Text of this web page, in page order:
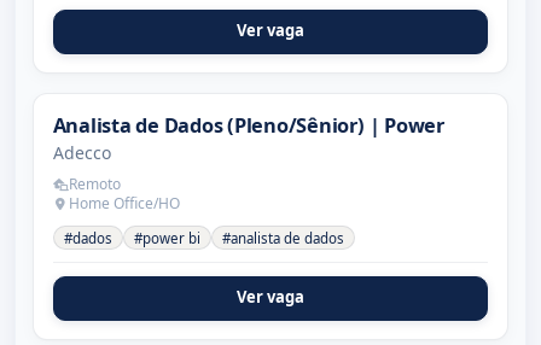
Ver vaga
Analista de Dados (Pleno/Sênior) | Power
Adecco
Remoto
Home Office/HO
#dados #power bi #analista de dados
Ver vaga